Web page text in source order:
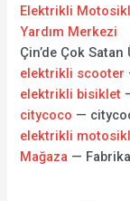
Elektrikli
Yardım Merkezi
Çin’de Çok
elektrikli scooter
elektrikli bisiklet
citycoco —
elektrikli
Mağaza —